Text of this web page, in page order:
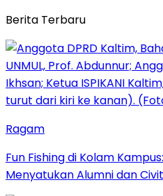
Berita Terbaru
Ragam
Fun Fishing di Kolam
Menyatukan Alumni dan